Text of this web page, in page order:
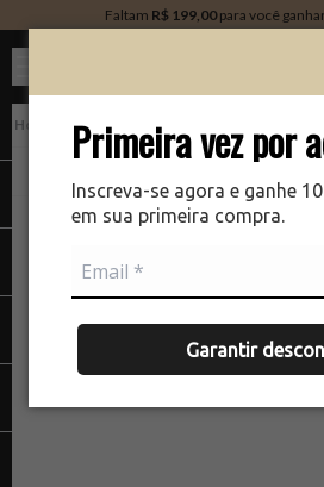
Primeira vez por
Inscreva-se agora e ganhe
em sua primeira compra.
Garantir
Faltam R$ 199,00para você
PERFUMARIA